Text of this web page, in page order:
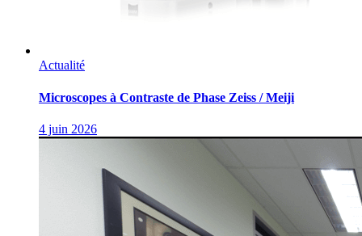
Actualité
Microscopes à Contraste de Phase Zeiss / Meiji
4 juin 2026